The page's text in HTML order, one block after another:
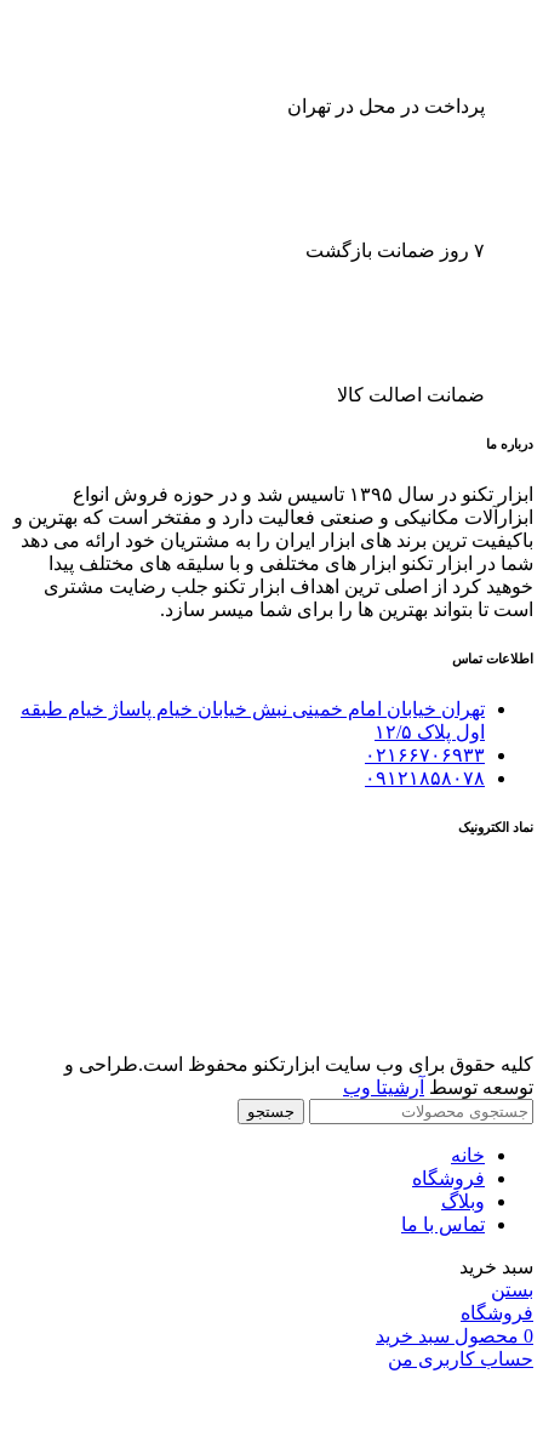
پرداخت در محل در تهران
۷ روز ضمانت بازگشت
ضمانت اصالت کالا
درباره ما
ابزار تکنو در سال ۱۳۹۵ تاسیس شد و در حوزه فروش انواع
ابزارآلات مکانیکی و صنعتی فعالیت دارد و مفتخر است که بهترین و
باکیفیت ترین برند های ابزار ایران را به مشتریان خود ارائه می دهد
شما در ابزار تکنو ابزار های مختلفی و با سلیقه های مختلف پیدا
خوهید کرد از اصلی ترین اهداف ابزار تکنو جلب رضایت مشتری
است تا بتواند بهترین ها را برای شما میسر سازد.
اطلاعات تماس
تهران خیابان امام خمینی نبش خیابان خیام پاساژ خیام طبقه
اول پلاک ١٢/۵
۰۲۱۶۶۷۰۶۹۳۳
۰۹۱۲۱۸۵۸۰۷۸
نماد الکترونیک
کلیه حقوق برای وب سایت ابزارتکنو محفوظ است.طراحی و
توسعه توسط آرشیتا وب
جستجو
خانه
فروشگاه
وبلاگ
تماس با ما
سبد خرید
بستن
فروشگاه
0 محصول سبد خرید
حساب کاربری من